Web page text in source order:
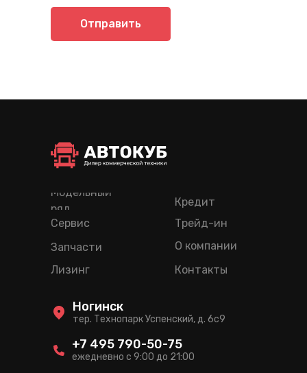
Отправить
Лизинг
Кредит
Трейд-ин
Модельный
ряд
Сервис
Запчасти
О компании
Контакты
тер. Технопарк Успенский, д. 6c9
Ногинск
ежедневно с 9:00 до 21:00
+7 495 790-50-75